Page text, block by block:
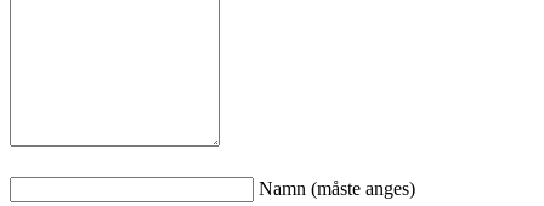
Namn (måste anges)